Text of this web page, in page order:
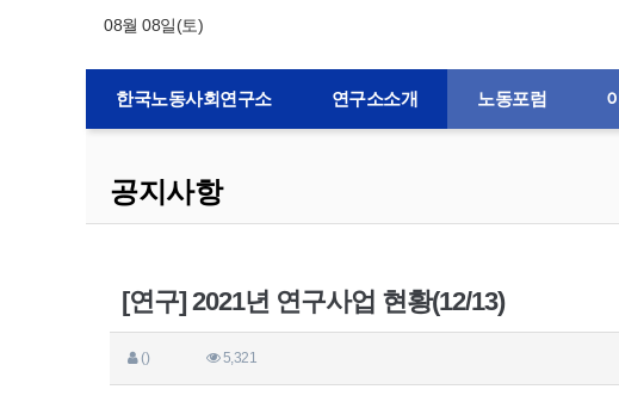
08월 08일(토)
한국노동사회연구소 연구소소개 노동포럼
공지사항
[연구] 2021년 연구사업 현황(12/13)
() 5,321